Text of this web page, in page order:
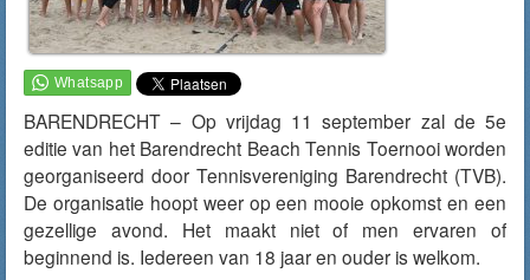
BARENDRECHT – Op vrijdag 11 september zal de 5e
editie van het Barendrecht Beach Tennis Toernooi worden
georganiseerd door Tennisvereniging Barendrecht (TVB).
De organisatie hoopt weer op een mooie opkomst en een
gezellige avond. Het maakt niet of men ervaren of
beginnend is. Iedereen van 18 jaar en ouder is welkom.